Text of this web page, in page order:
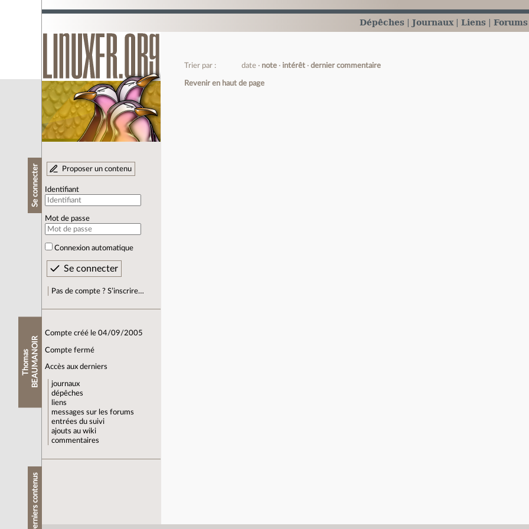
Dépêches Journaux Liens Forums
Se connecter Proposer un contenu
Identifiant
Mot de passe
Connexion automatique
Pas de compte ? S’inscrire…
T
h
o
m
a
s
B
E
A
U
M
A
N
O
IR
Compte créé le 04/09/2005
Compte fermé
Accès aux derniers
journaux
dépêches
liens
messages sur les forums
entrées du suivi
ajouts au wiki
commentaires
Derniers contenus
Trier par : date note intérêt dernier commentaire
Revenir en haut de page